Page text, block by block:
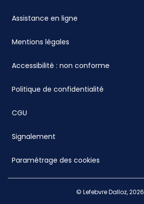
Assistance en ligne
Mentions légales
Accessibilité : non conforme
Politique de confidentialité
CGU
Signalement
Paramétrage des cookies
© Lefebvre Dalloz, 2026